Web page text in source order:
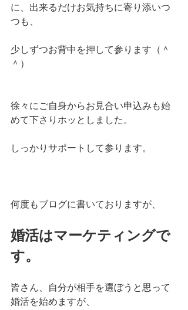
に、出来るだけお気持ちに寄り添いつ
つも、
少しずつお背中を押して参ります（＾
＾）
徐々にご自身からお見合い申込みも始
めて下さりホッとしました。
しっかりサポートして参ります。
何度もブログに書いておりますが、
婚活はマーケティングで
す。
皆さん、自分が相手を選ぼうと思って
婚活を始めますが、